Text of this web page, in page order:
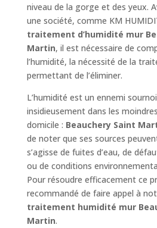
niveau de la gorge et des yeux.
une société, comme KM
traitement d’humidité mur
Martin, il est nécessaire de
l’humidité, la nécessité de la
permettant de l’éliminer.
L’humidité est un ennemi
insidieusement dans les
domicile : Beauchery Saint
de noter que ses sources
s’agisse de fuites d’eau, de
ou de conditions
Pour résoudre efficacement ce
recommandé de faire appel à
traitement humidité mur
Martin.